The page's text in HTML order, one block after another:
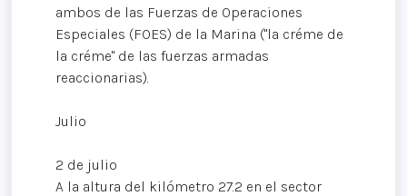
ambos de las Fuerzas de Operaciones
Especiales (FOES) de la Marina ("la créme de
la créme" de las fuerzas armadas
reaccionarias).
Julio
2 de julio
A la altura del kilómetro 27.2 en el sector